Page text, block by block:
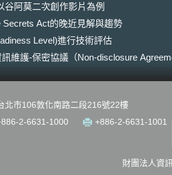
調
利
間
責機
告是在2011年11月第一版通訊
設報告之後，對於英國現有政
情況再進行檢討，重點在於檢
整體基礎設施建設情形，內容
區分為：1. 網路及服務的覆蓋
效以及範圍、2. 頻譜使用、3.
來整體的規劃上，報告指出以
政策推行與改善時應該一併考
一、寬頻普及服務義務：
寬頻部分，2009年英國政府推
Commitment for Broadband)，
國超過2Mbit/s的寬頻覆蓋率
谷阿莫二次創作影片為例
Act的晚近見解與趨勢
Level)進行技術評估
維護-保密協議（Non-disclosure
北市106敦化南路二段216號22樓
2-6631-1000
+886-2-6631-1001
財團法人資